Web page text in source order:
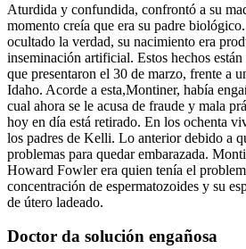
Aturdida y confundida, confrontó a su
momento creía que era su padre
ocultado la verdad, su nacimiento era
inseminación artificial. Estos hechos están
que presentaron el 30 de marzo, frente a
Idaho. Acorde a esta,Montiner, había
cual ahora se le acusa de fraude y mala
hoy en día está retirado. En los ochenta
los padres de Kelli. Lo anterior debido a
problemas para quedar embarazada.
Howard Fowler era quien tenía el
concentración de espermatozoides y su
de útero ladeado.
Doctor da solución engañosa